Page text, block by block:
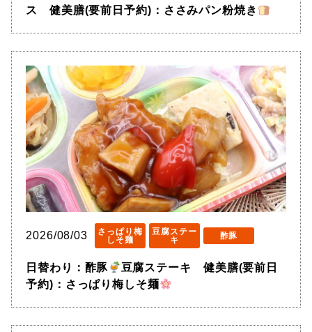
ス 健美膳(要前日予約)：ささみパン粉焼き
2026/08/03
さっぱり梅
しそ麺
豆腐ステー
キ
酢豚
日替わり：酢豚
豆腐ステーキ 健美膳(要前日
予約)：さっぱり梅しそ麺